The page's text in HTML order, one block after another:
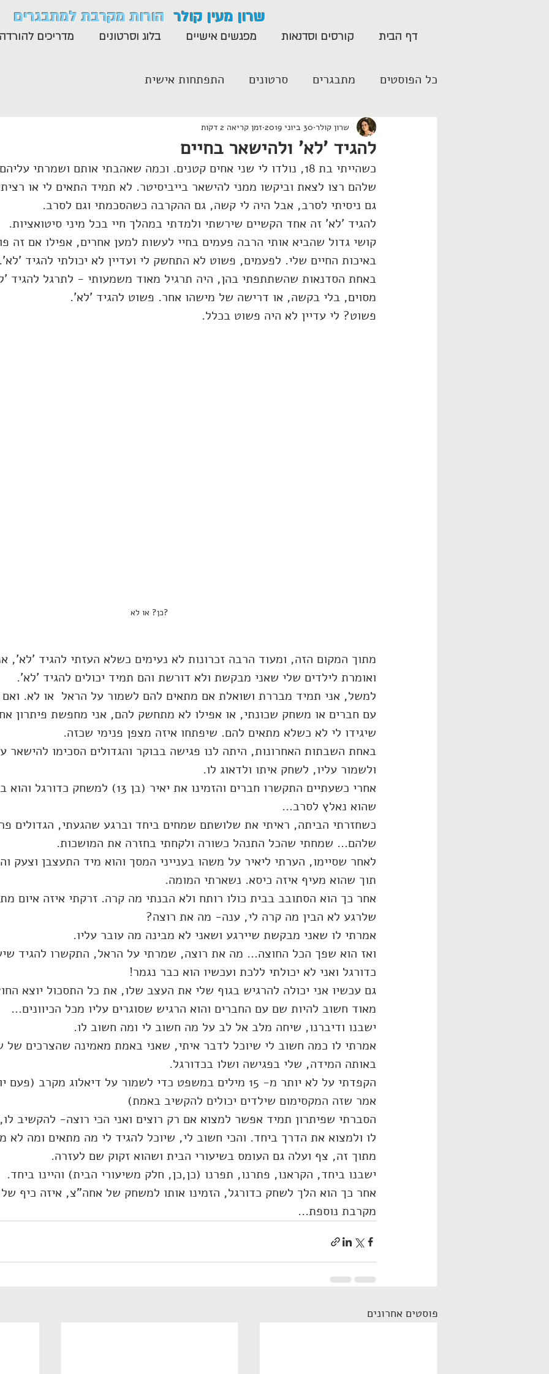
דף הבית קורסים וסדנאות מפגשים אישיים בלוג וסרטונים מדריכים להורדה
שרון מעין קולר הורות מקרבת למתבגרים
כל הפוסטים מתבגרים סרטונים התפתחות אישית
להגיד 'לא' ולהישאר בחיים
שרון קולר 30 ביוני 2019 זמן קריאה 2 דקות
כשהייתי בת 18, נולדו לי שני אחים קטנים. וכמה שאהבתי אותם ושמרתי
שלהם רצו לצאת וביקשו ממני להישאר בייביסיטר. לא תמיד התאים לי או
גם ניסיתי לסרב, אבל היה לי קשה, גם ההקרבה כשהסכמתי וגם לסרב.
להגיד 'לא' זה אחד הקשיים שירשתי ולמדתי במהלך חיי בכל מיני סיטואציות.
קושי גדול שהביא אותי הרבה פעמים בחיי לעשות למען אחרים, אפילו אם זה
באיכות החיים שלי. לפעמים, פשוט לא התחשק לי ועדיין לא יכולתי להגיד 'לא'.
באחת הסדנאות שהשתתפתי בהן, היה תרגיל מאוד משמעותי - לתרגל להגיד
מסוים, בלי בקשה, או דרישה של מישהו אחר. פשוט להגיד 'לא'.
פשוט? לי עדיין לא היה פשוט בכלל.
?כן? או לא
מתוך המקום הזה, ומעוד הרבה זכרונות לא נעימים כשלא העזתי להגיד 'לא',
ואומרת לילדים שלי שאני מבקשת ולא דורשת והם תמיד יכולים להגיד 'לא'.
למשל, אני תמיד מבררת ושואלת אם מתאים להם לשמור על הראל  או לא.
עם חברים או משחק שכונתי, או אפילו לא מתחשק להם, אני מחפשת פיתרון
שיגידו לי לא כשלא מתאים להם. שיפתחו איזה מצפן פנימי שכזה.
באחת השבתות האחרונות, היתה לנו פגישה בבוקר והגדולים הסכימו להישאר
ולשמור עליו, לשחק איתו ולדאוג לו.
אחרי כשעתיים התקשרו חברים והזמינו את יאיר (בן 13)
שהוא נאלץ לסרב…
כשחזרתי הביתה, ראיתי את שלושתם שמחים ביחד וברגע שהגעתי, הגדולים
שלהם… שמחתי שהכל התנהל כשורה ולקחתי בחזרה את המושכות.
לאחר שסיימו, הערתי ליאיר על משהו בענייני המסך והוא מיד התעצבן וצעק
תוך שהוא מעיף איזה כיסא. נשארתי המומה.
אחר כך הוא הסתובב בבית כולו רותח ולא הבנתי מה קרה. זרקתי איזה איום
שלרגע לא הבין מה קרה לי, ענה- מה את רוצה?
אמרתי לו שאני מבקשת שיירגע ושאני לא מבינה מה עובר עליו.
ואז הוא שפך הכל החוצה… מה את רוצה, שמרתי על הראל, התקשרו להגיד
כדורגל ואני לא יכולתי ללכת ועכשיו הוא כבר נגמר!
גם עכשיו אני יכולה להרגיש בגוף שלי את העצב שלו, את כל התסכול יוצא
מאוד חשוב להיות שם עם החברים והוא הרגיש שסוגרים עליו מכל הכיוונים…
ישבנו ודיברנו, שיחה מלב אל לב על מה חשוב לי ומה חשוב לו.
אמרתי לו כמה חשוב לי שיוכל לדבר איתי, שאני באמת מאמינה שהצרכים של
באותה המידה, שלי בפגישה ושלו בכדורגל.
הקפדתי על לא יותר מ- 15 מילים במשפט כדי לשמור על דיאלוג מקרב
אמר שזה המקסימום שילדים יכולים להקשיב באמת)
הסברתי שפיתרון תמיד אפשר למצוא אם רק רוצים ואני הכי רוצה- להקשיב
לו ולמצוא את הדרך ביחד. והכי חשוב לי, שיוכל להגיד לי מה מתאים ומה לא
מתוך זה, צף ועלה גם העומס בשיעורי הבית ושהוא זקוק שם לעזרה.
ישבנו ביחד, הקראנו, פתרנו, תפרנו (כן,כן, חלק משיעורי הבית) והיינו ביחד.
אחר כך הוא הלך לשחק כדורגל, הזמינו אותו למשחק של אחה"צ, איזה כיף
מקרבת נוספת...
פוסטים אחרונים